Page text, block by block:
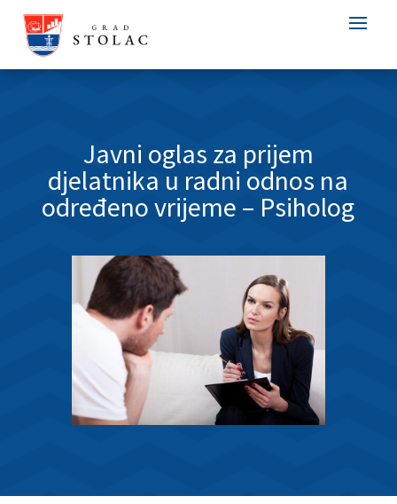
Javni oglas za prijem
djelatnika u radni odnos na
određeno vrijeme – Psiholog